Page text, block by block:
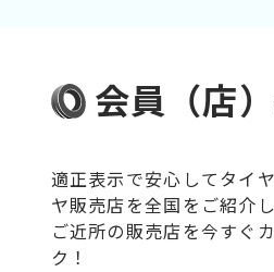
会員（店
適正表示で安心してタイ
ヤ販売店を全国をご紹介し
ご近所の販売店を今すぐ
ク！